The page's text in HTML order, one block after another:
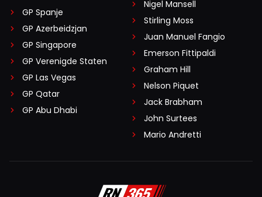
GP Spanje
GP Azerbeidzjan
GP Singapore
GP Verenigde Staten
GP Las Vegas
GP Qatar
GP Abu Dhabi
Nigel Mansell
Stirling Moss
Juan Manuel Fangio
Emerson Fittipaldi
Graham Hill
Nelson Piquet
Jack Brabham
John Surtees
Mario Andretti